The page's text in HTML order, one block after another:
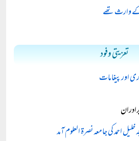
وارث تھے
تعزیتی وفود
اور پیغامات
احمد کی جامعہ نصرۃ العلوم آمد